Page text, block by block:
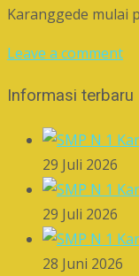
Karanggede mulai
Leave a comment
Informasi terbaru
29 Juli 2026
29 Juli 2026
28 Juni 2026